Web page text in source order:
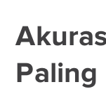
Paling